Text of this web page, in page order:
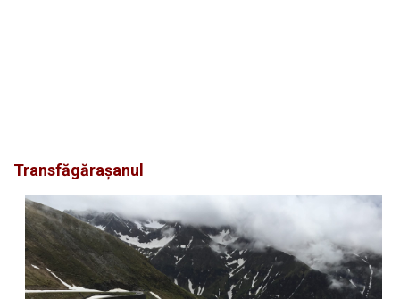
Transfăgărașanul